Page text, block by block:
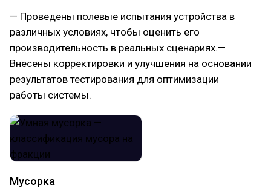
— Проведены полевые испытания устройства в
различных условиях, чтобы оценить его
производительность в реальных сценариях.—
Внесены корректировки и улучшения на основании
результатов тестирования для оптимизации
работы системы.
Мусорка